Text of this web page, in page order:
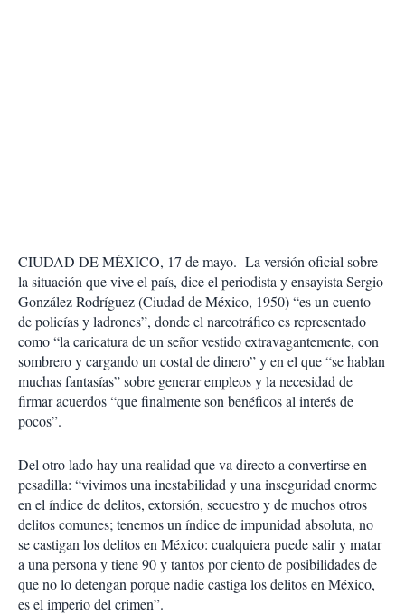
CIUDAD DE MÉXICO, 17 de mayo.- La versión oficial sobre
la situación que vive el país, dice el periodista y ensayista Sergio
González Rodríguez (Ciudad de México, 1950) “es un cuento
de policías y ladrones”, donde el narcotráfico es representado
como “la caricatura de un señor vestido extravagantemente, con
sombrero y cargando un costal de dinero” y en el que “se hablan
muchas fantasías” sobre generar empleos y la necesidad de
firmar acuerdos “que finalmente son benéficos al interés de
pocos”.
Del otro lado hay una realidad que va directo a convertirse en
pesadilla: “vivimos una inestabilidad y una inseguridad enorme
en el índice de delitos, extorsión, secuestro y de muchos otros
delitos comunes; tenemos un índice de impunidad absoluta, no
se castigan los delitos en México: cualquiera puede salir y matar
a una persona y tiene 90 y tantos por ciento de posibilidades de
que no lo detengan porque nadie castiga los delitos en México,
es el imperio del crimen”.